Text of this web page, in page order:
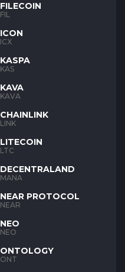
FILECOIN
FIL
ICON
ICX
KASPA
KAS
KAVA
KAVA
CHAINLINK
LINK
LITECOIN
LTC
DECENTRALAND
MANA
NEAR PROTOCOL
NEAR
NEO
NEO
ONTOLOGY
ONT